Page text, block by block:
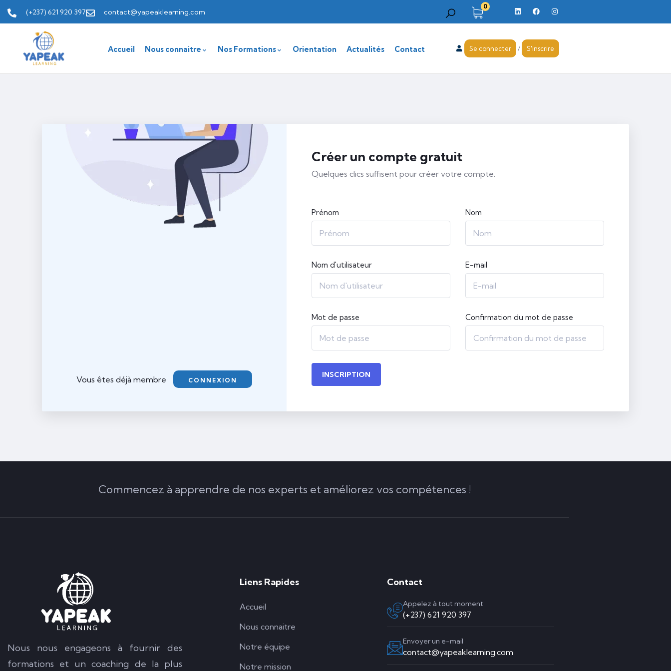
(+237) 621 920 397 contact@yapeaklearning.com
0
Accueil Nous connaitre Nos Formations Orientation Actualités Contact Se connecter / S'inscrire
Vous êtes déjà membre CONNEXION
Créer un compte gratuit
Quelques clics suffisent pour créer votre compte.
Prénom Nom
Nom d'utilisateur E-mail
Mot de passe Confirmation du mot de passe
INSCRIPTION
Commencez à apprendre de nos experts et améliorez vos compétences !
Nous nous engageons à fournir des
formations et un coaching de la plus
Liens Rapides
Accueil
Nous connaitre
Notre équipe
Notre mission
Contact
Appelez à tout moment
(+237) 621 920 397
Envoyer un e-mail
contact@yapeaklearning.com